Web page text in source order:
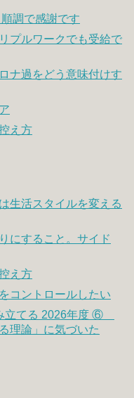
調で感謝です
プルワークでも受給で
ナ過をどう意味付けす
え方
生活スタイルを変える
にすること。サイド
え方
コントロールしたい
立てる 2026年度 ⑥
理論」に気づいた